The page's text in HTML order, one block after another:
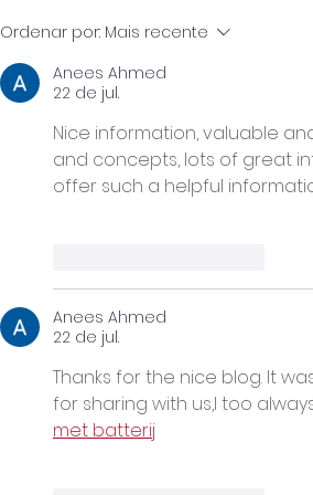
O Peso da Pedra e o
Destino da Cinza: O Desafio
de Preparar o Aluno
Trabalhador para o Mata-
Ordenar por: Mais recente
Anees Ahmed
22 de jul.
Nice information, valuable
and concepts, lots of great
offer such a helpful
Anees Ahmed
22 de jul.
Thanks for the nice blog. It
for sharing with us,I too
met batterij